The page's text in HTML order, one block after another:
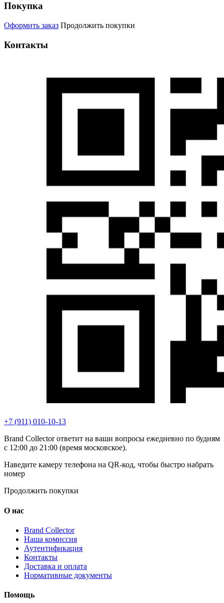
Покупка
Оформить заказ Продолжить покупки
Контакты
+7 (911) 010-10-13
Brand Collector ответит на ваши вопросы ежедневно по будням
с 12:00 до 21:00 (время московское).
Наведите камеру телефона на QR-код, чтобы быстро набрать
номер
Продолжить покупки
О нас
Brand Collector
Наша комиссия
Аутентификация
Контакты
Доставка и оплата
Нормативные документы
Помощь